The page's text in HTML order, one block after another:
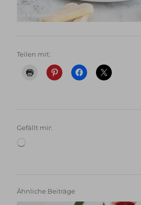
Teilen mit:
Gefällt mir:
Ähnliche Beiträge